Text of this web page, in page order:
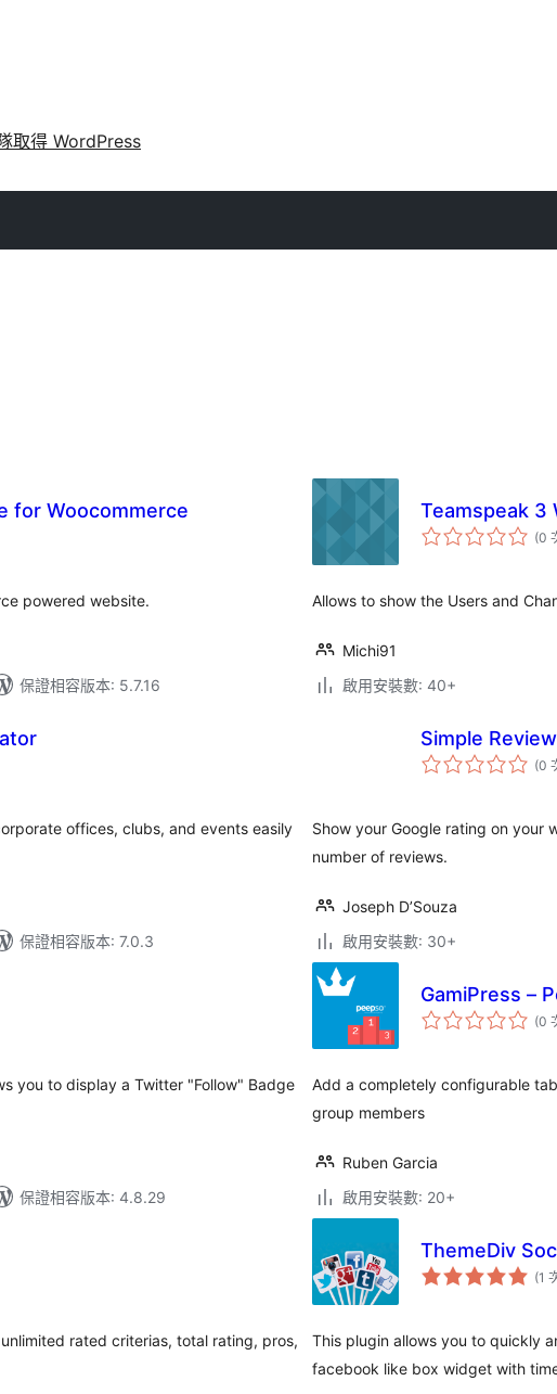
取得 WordPress
for Woocommerce
powered website.
保證相容版本: 5.7.16
Teamspeak 3
(0
Allows to show the Users and
Michi91
啟用安裝數: 40+
offices, clubs, and events easily
保證相容版本: 7.0.3
Simple
(0
Show your Google rating on your
number of reviews.
Joseph D’Souza
啟用安裝數: 30+
you to display a Twitter "Follow" Badge
保證相容版本: 4.8.29
GamiPress –
(0
Add a completely configurable
group members
Ruben Garcia
啟用安裝數: 20+
rated criterias, total rating, pros,
ThemeDiv
(1
This plugin allows you to quickly
facebook like box widget with